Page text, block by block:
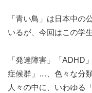
「青い鳥」は日本中の
いるが、今回はこの学
「発達障害」「ADHD
症候群」…、色々な分
人々の中に、いわゆる